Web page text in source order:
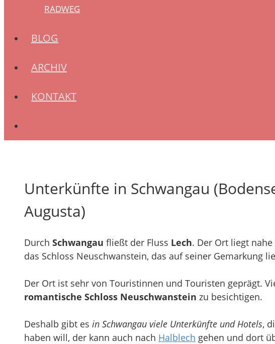
RADWEG
BLOG
ARCHIV
KONTAKT
Unterkünfte in Schwangau
Augusta)
Durch Schwangau fließt der Fluss Lech. Der Ort liegt
das Schloss Neuschwanstein, das auf seiner Gemarkung
Der Ort ist sehr von Touristinnen und Touristen geprägt.
romantische Schloss Neuschwanstein zu besichtigen.
Deshalb gibt es in Schwangau viele Unterkünfte und Hotels,
haben will, der kann auch nach Halblech gehen und dort